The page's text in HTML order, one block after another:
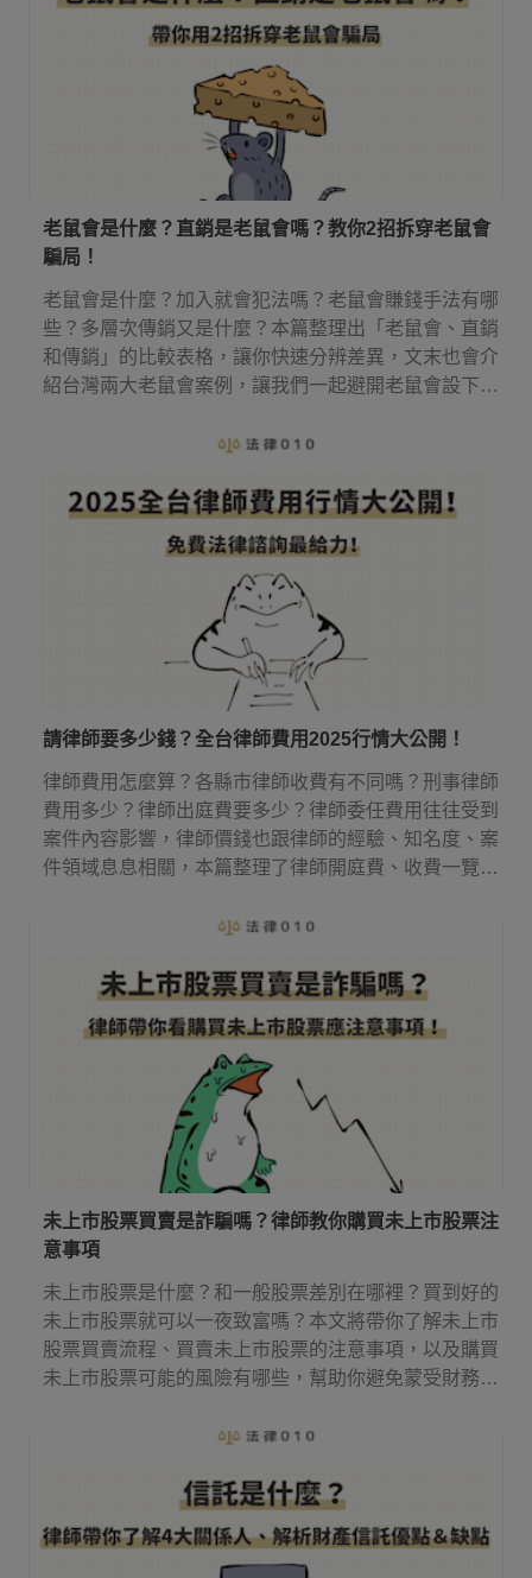
老鼠會是什麼？直銷是老鼠會嗎？教你2招拆穿老鼠會
騙局！
老鼠會是什麼？加入就會犯法嗎？老鼠會賺錢手法有哪
些？多層次傳銷又是什麼？本篇整理出「老鼠會、直銷
和傳銷」的比較表格，讓你快速分辨差異，文末也會介
紹台灣兩大老鼠會案例，讓我們一起避開老鼠會設下的
請律師要多少錢？全台律師費用2025行情大公開！
律師費用怎麼算？各縣市律師收費有不同嗎？刑事律師
費用多少？律師出庭費要多少？律師委任費用往往受到
案件內容影響，律師價錢也跟律師的經驗、知名度、案
件領域息息相關，本篇整理了律師開庭費、收費一覽表
未上市股票買賣是詐騙嗎？律師教你購買未上市股票注
意事項
未上市股票是什麼？和一般股票差別在哪裡？買到好的
未上市股票就可以一夜致富嗎？本文將帶你了解未上市
股票買賣流程、買賣未上市股票的注意事項，以及購買
未上市股票可能的風險有哪些，幫助你避免蒙受財務損